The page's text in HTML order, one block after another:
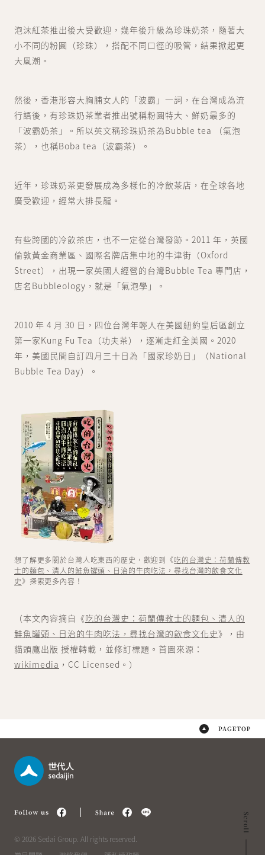
泡沫紅茶推出後大受歡迎，幾年後升級為珍珠奶茶，隨著大
小不同的粉圓（珍珠），搭配不同口徑的吸管，結果掀起更
大風潮。
然後，香港形容大胸脯女人的「波霸」一詞，在台灣成為流
行語後，有珍珠奶茶業者推出號稱粉圓特大、鮮奶最多的
「波霸奶茶」。所以英文稱珍珠奶茶為Bubble tea （氣泡
茶），也稱Boba tea（波霸茶）。
近年，珍珠奶茶更發展成為多樣化的冷飲茶店，在全球各地
廣受歡迎，經常大排長龍。
有些跨國的冷飲茶店，也不一定從台灣發跡。2011 年，英國
倫敦黃金商業區、國際名牌店集中地的牛津街（Oxford
Street），出現一家英國人經營的台灣Bubble Tea 專門店，
店名Bubbleology，就是「氣泡學」。
2010 年 4 月 30 日，四位台灣年輕人在美國紐約皇后區創立
第一家Kung Fu Tea（功夫茶），逐漸走紅全美國。2020
年，美國民間自訂四月三十日為「國家珍奶日」（National
Bubble Tea Day）。
想了解更多關於台灣人吃東西的歷史，歡迎到《吃的台灣史：荷蘭傳教
士的麵包、清人的鮭魚罐頭、日治的牛肉吃法，尋找台灣的飲食文化
史》探索更多內容！
（本文內容摘自《吃的台灣史：荷蘭傳教士的麵包、清人的
鮭魚罐頭、日治的牛肉吃法，尋找台灣的飲食文化史》，由
貓頭鷹出版 授權轉載，並修訂標題。首圖來源：
wikimedia ，CC Licensed。）
© 2026 Sedai Group. All rights reserved.